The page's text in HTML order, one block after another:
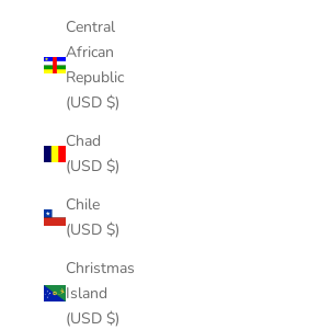
Central
African
Republic
(USD $)
Chad
(USD $)
Chile
(USD $)
Christmas
Island
(USD $)